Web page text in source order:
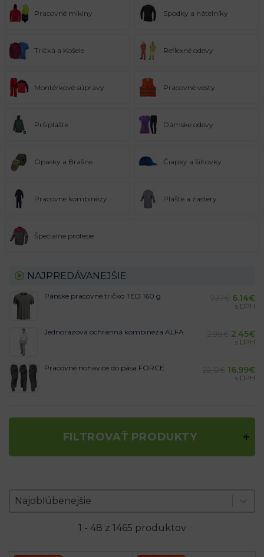
Pracovné mikiny Spodky a nátelníky
Tričká a Košele Reflexné odevy
Montérkové súpravy Pracovné vesty
Pršiplášte Dámske odevy
Opasky a Brašne Čiapky a šiltovky
Pracovné kombinézy Plášte a zástery
Špeciálne profesie
NAJPREDÁVANEJŠIE
Pánske pracovné tričko TED 160 g 6.14€
s DPH
Jednorázová ochranná kombinéza ALFA 2.45€
s DPH
Pracovné nohavice do pása FORCE 16.99€
s DPH
FILTROVAŤ PRODUKTY
Zoradenie produktov
Sort content
Najobľúbenejšie
Sort content
1 - 48 z 1465 produktov